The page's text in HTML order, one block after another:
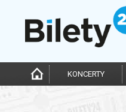
KONCERTY